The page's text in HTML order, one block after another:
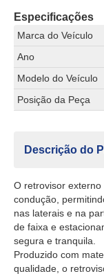
Especificações
Marca do Veículo
Ano
Modelo do Veículo
Posição da Peça
Descrição do
O retrovisor
condução,
nas laterais e na
de faixa e
segura e tranquila.
Produzido com
qualidade, o